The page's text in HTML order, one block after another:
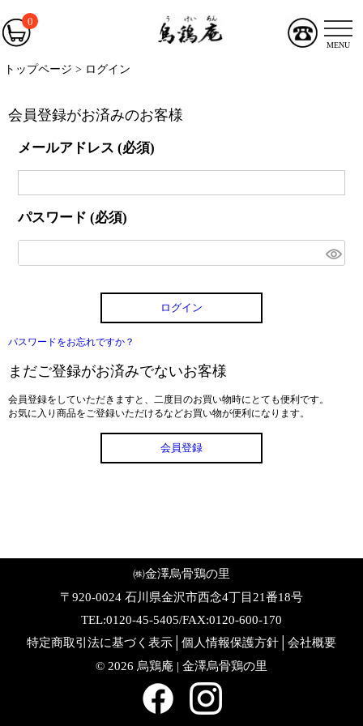
0
MENU
トップページ ログイン
会員登録がお済みのお客様
メールアドレス (必須)
パスワード (必須)
ログイン
パスワードをお忘れですか？
まだご登録がお済みでないお客様
会員登録をしていただきますと、二度目のお買い物時にとても便利です。
お気に入り商品をご登録いただけるなどお買い物が便利になります。
会員登録
㈱金澤烏骨鶏の里
〒920-0024 石川県金沢市西念4丁目21番18号
TEL:0120-45-5405/FAX:0120-600-170
特定商取引法に基づく表示
個人情報保護方針
会社概要
© 2026 烏鶏庵 | 金澤烏骨鶏の里